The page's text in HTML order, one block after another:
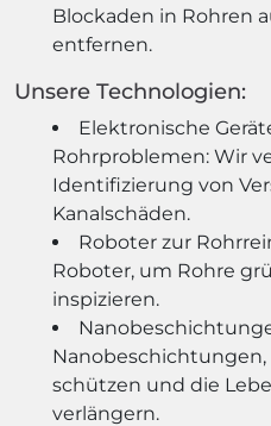
Blockaden in Rohren
entfernen.
Unsere Technologien:
Elektronische
Rohrproblemen: Wir
Identifizierung von
Kanalschäden.
Roboter zur
Roboter, um Rohre
inspizieren.
schützen und die
verlängern.